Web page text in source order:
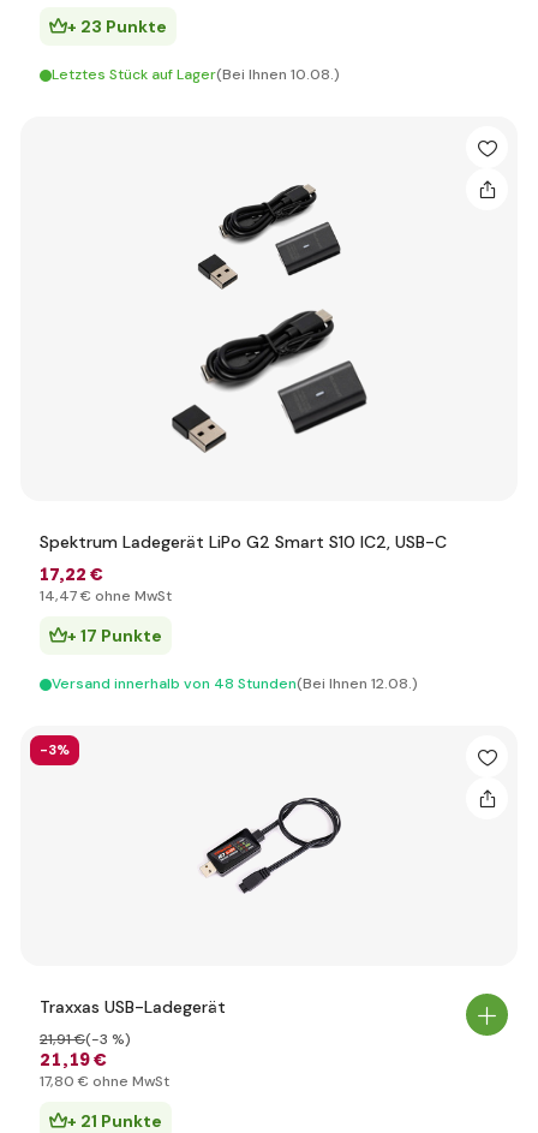
+ 23 Punkte
Letztes Stück auf Lager(Bei Ihnen 10.08.)
Spektrum Ladegerät LiPo G2 Smart S10 IC2, USB-C
17,22 €
14,47 € ohne MwSt
+ 17 Punkte
Versand innerhalb von 48 Stunden(Bei Ihnen 12.08.)
-3%
Traxxas USB-Ladegerät
21,19 €
21,91 €(-3 %)
17,80 € ohne MwSt
+ 21 Punkte